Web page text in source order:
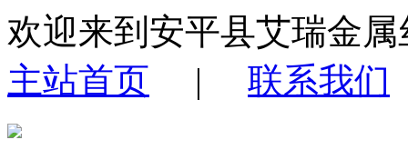
欢迎来到安平县艾瑞金
主站首页 | 联系我们